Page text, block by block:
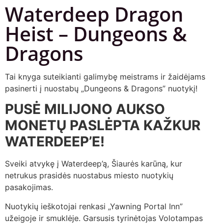
Waterdeep Dragon
Heist – Dungeons &
Dragons
Tai knyga suteikianti galimybę meistrams ir žaidėjams
pasinerti į nuostabų „Dungeons & Dragons” nuotykį!
PUSĖ MILIJONO AUKSO
MONETŲ PASLĖPTA KAŽKUR
WATERDEEP’E!
Sveiki atvykę į Waterdeep’ą, Šiaurės karūną, kur
netrukus prasidės nuostabus miesto nuotykių
pasakojimas.
Nuotykių ieškotojai renkasi „Yawning Portal Inn”
užeigoje ir smuklėje. Garsusis tyrinėtojas Volotampas